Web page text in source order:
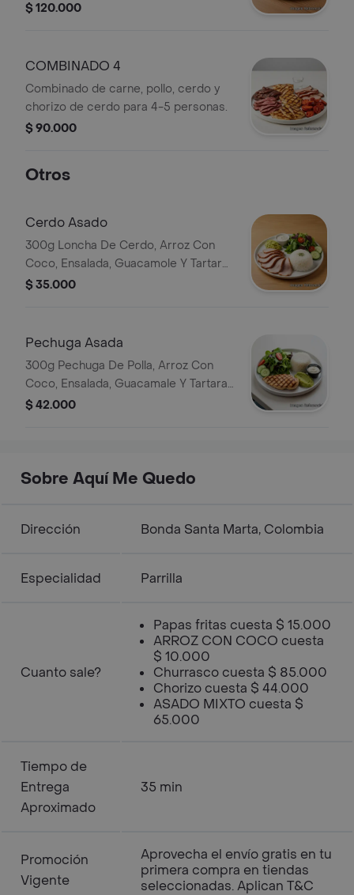
$ 120.000
COMBINADO 4
Combinado de carne, pollo, cerdo y
chorizo de cerdo para 4-5 personas.
$ 90.000
Otros
Cerdo Asado
300g Loncha De Cerdo, Arroz Con
Coco, Ensalada, Guacamole Y Tartaro
De La Cosa
$ 35.000
Pechuga Asada
300g Pechuga De Polla, Arroz Con
Coco, Ensalada, Guacamale Y Tartara
De In Casa
$ 42.000
Sobre Aquí Me Quedo
Dirección Bonda Santa Marta, Colombia
Especialidad Parrilla
Cuanto sale?
Papas fritas cuesta $ 15.000
ARROZ CON COCO cuesta
$ 10.000
Churrasco cuesta $ 85.000
Chorizo cuesta $ 44.000
ASADO MIXTO cuesta $
65.000
Tiempo de
Entrega
Aproximado
35 min
Promoción
Vigente
Aprovecha el envío gratis en tu
primera compra en tiendas
seleccionadas. Aplican T&C